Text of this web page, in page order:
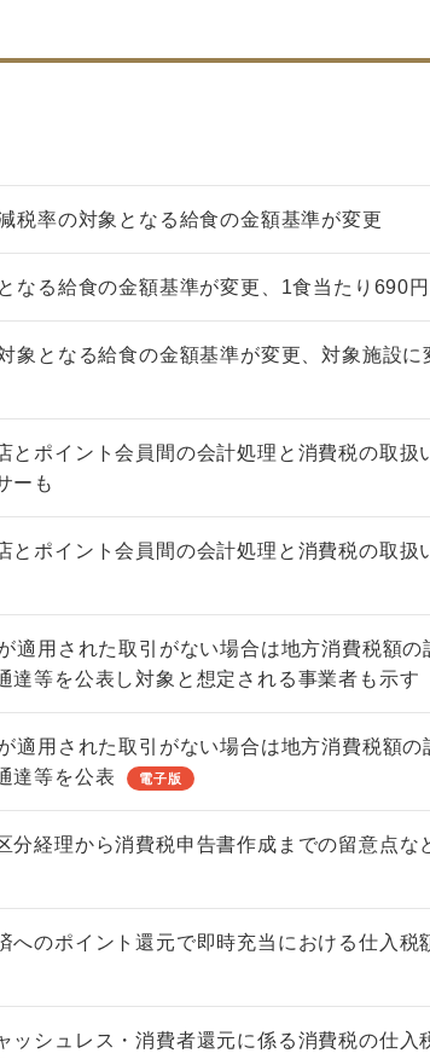
税率の対象となる給食の金額基準が変更
なる給食の金額基準が変更、1食当たり690
象となる給食の金額基準が変更、対象施設に
とポイント会員間の会計処理と消費税の取扱
ーも
とポイント会員間の会計処理と消費税の取扱
適用された取引がない場合は地方消費税額の
達等を公表し対象と想定される事業者も示す
適用された取引がない場合は地方消費税額の
達等を公表
電子版
分経理から消費税申告書作成までの留意点な
へのポイント還元で即時充当における仕入税
ッシュレス・消費者還元に係る消費税の仕入